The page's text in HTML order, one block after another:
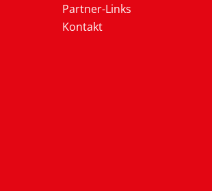
Partner-Links
Kontakt